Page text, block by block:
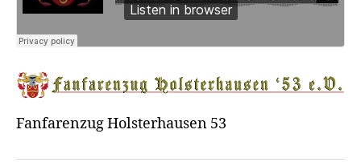
Fanfarenzug Holsterhausen 53